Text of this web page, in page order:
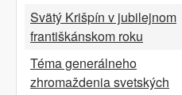
Svätý Krišpín v jubilejnom
františkánskom roku
Téma generálneho
zhromaždenia svetských